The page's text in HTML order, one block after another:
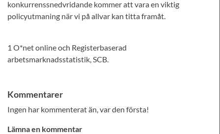
konkurrenssnedvridande kommer att vara en viktig
policyutmaning när vi på allvar kan titta framåt.
1 O*net online och Registerbaserad
arbetsmarknadsstatistik, SCB.
Kommentarer
Ingen har kommenterat än, var den första!
Lämna en kommentar